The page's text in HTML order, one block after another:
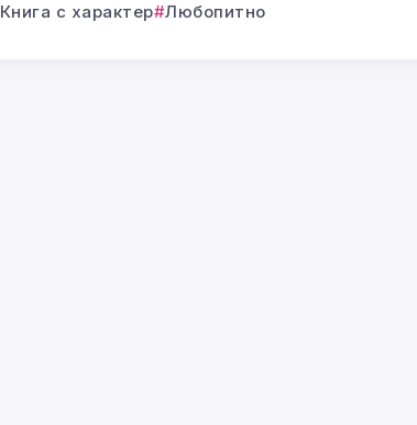
Книга с характер Любопитно